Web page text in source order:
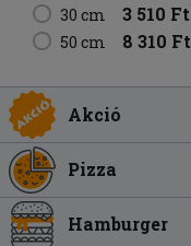
30 cm 3 510 Ft
50 cm 8 310 Ft
Akció
Pizza
Hamburger